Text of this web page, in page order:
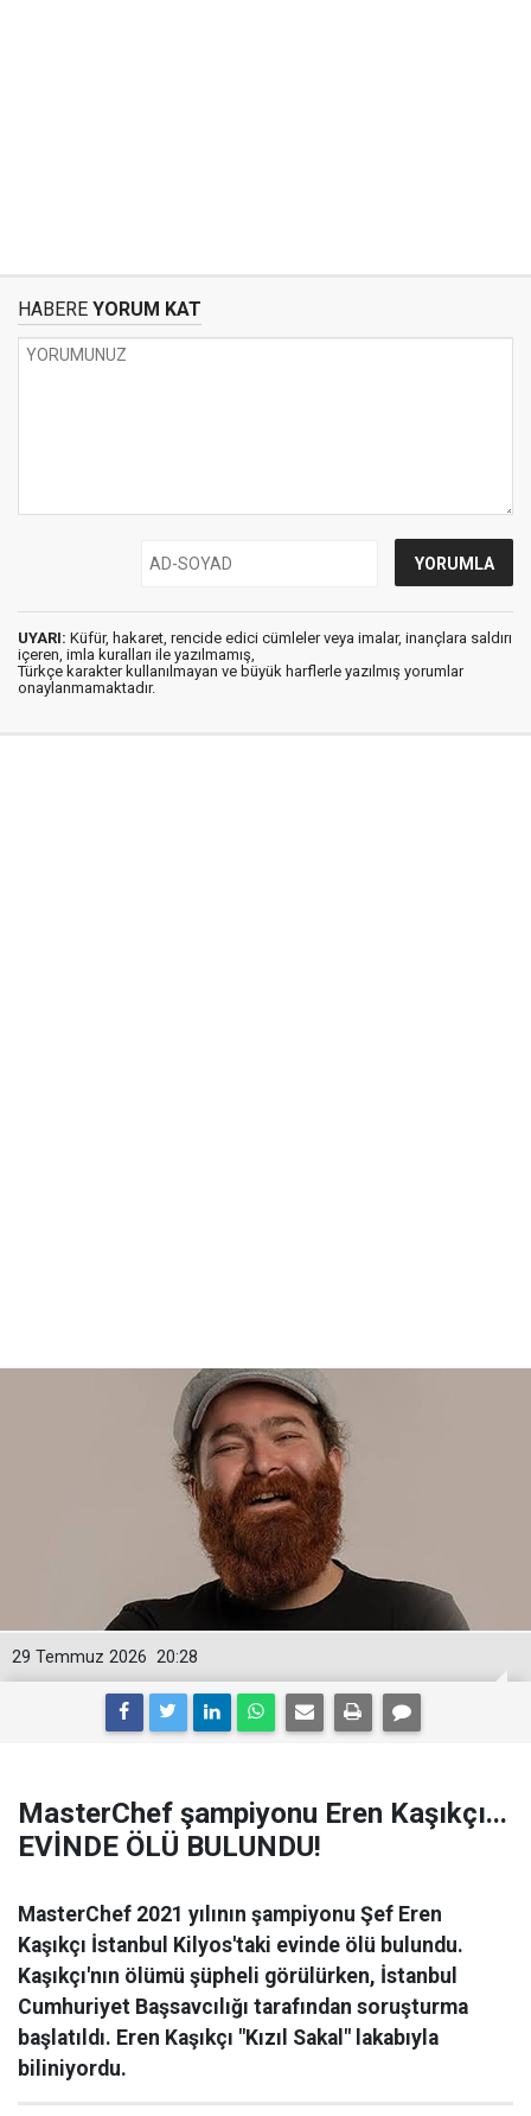
HABERE YORUM KAT
UYARI: Küfür, hakaret, rencide edici cümleler veya imalar, inançlara saldırı
içeren, imla kuralları ile yazılmamış,
Türkçe karakter kullanılmayan ve büyük harflerle yazılmış yorumlar
onaylanmamaktadır.
20:28
29 Temmuz 2026
MasterChef şampiyonu Eren Kaşıkçı...
EVİNDE ÖLÜ BULUNDU!
MasterChef 2021 yılının şampiyonu Şef Eren
Kaşıkçı İstanbul Kilyos'taki evinde ölü bulundu.
Kaşıkçı'nın ölümü şüpheli görülürken, İstanbul
Cumhuriyet Başsavcılığı tarafından soruşturma
başlatıldı. Eren Kaşıkçı "Kızıl Sakal" lakabıyla
biliniyordu.